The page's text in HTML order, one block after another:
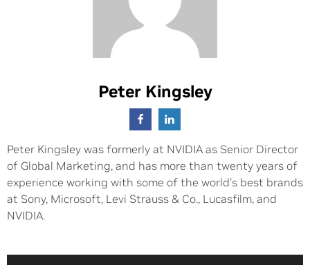
Peter Kingsley
Peter Kingsley was formerly at NVIDIA as Senior Director
of Global Marketing, and has more than twenty years of
experience working with some of the world’s best brands
at Sony, Microsoft, Levi Strauss & Co., Lucasfilm, and
NVIDIA.